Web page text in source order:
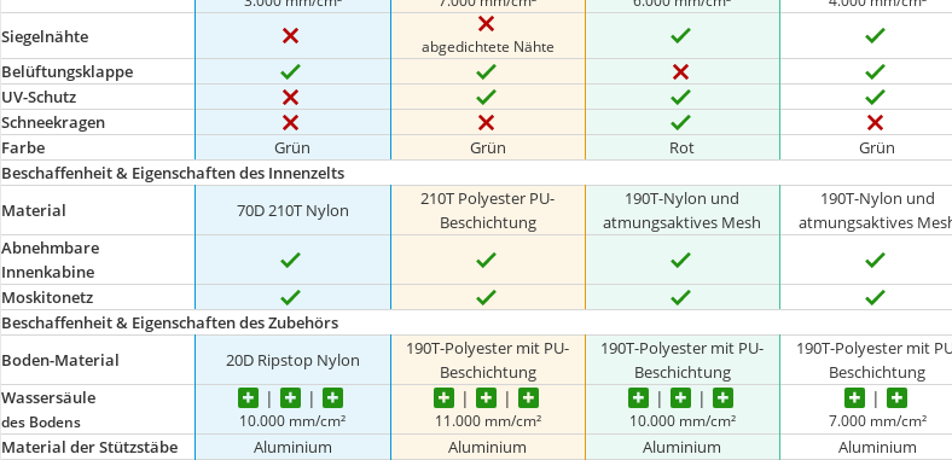
Siegelnähte abgedichtete Nähte
Belüftungsklappe
UV-Schutz
Schneekragen
Farbe
Grün Grün Rot Grün
Beschaffenheit & Eigenschaften des Innenzelts
Material
70D 210T Nylon
210T Polyester PU-
Beschichtung
190T-Nylon und
atmungsaktives Mesh
190T-Nylon und
atmungsaktives
Abnehmbare
Innenkabine
Moskitonetz
Beschaffenheit & Eigenschaften des Zubehörs
Boden-Material
20D Ripstop Nylon
190T-Polyester mit PU-
Beschichtung
190T-Polyester mit PU-
Beschichtung
190T-Polyester mit
Beschichtung
Wassersäule
des Bodens 10.000 mm/cm² 11.000 mm/cm² 10.000 mm/cm² 7.000 mm/cm²
Material der Stützstäbe Aluminium Aluminium Aluminium Aluminium